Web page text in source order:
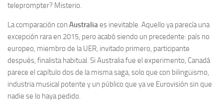
teleprompter? Misterio.
La comparación con Australiaes inevitable. Aquello ya parecía una
excepción rara en 2015, pero acabó siendo un precedente: país no
europeo, miembro de la UER, invitado primero, participante
después, finalista habitual. Si Australia fue el experimento, Canadá
parece el capítulo dos de la misma saga, solo que con bilingüismo,
industria musical potente y un público que ya ve Eurovisión sin que
nadie se lo haya pedido.